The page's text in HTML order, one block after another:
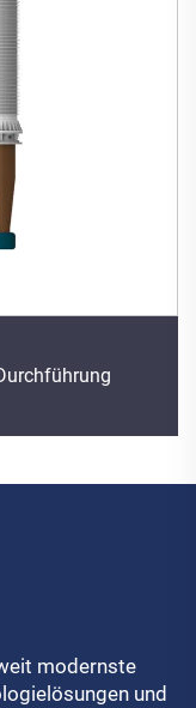
modernste
und